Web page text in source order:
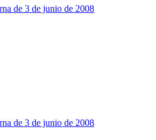
de 3 de junio de 2008
de 3 de junio de 2008